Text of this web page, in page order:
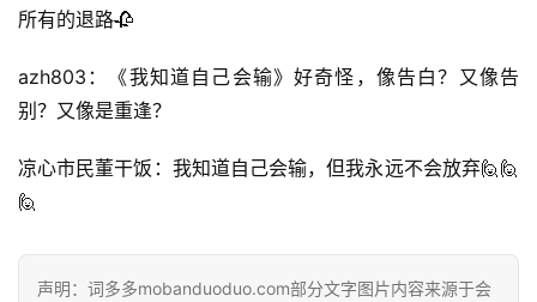
所有的退路🥀
azh803：《我知道自己会输》好奇怪，像告白？又像告
别？又像是重逢？
凉心市民董干饭：我知道自己会输，但我永远不会放弃🙋🙋
🙋
声明：词多多mobanduoduo.com部分文字图片内容来源于会